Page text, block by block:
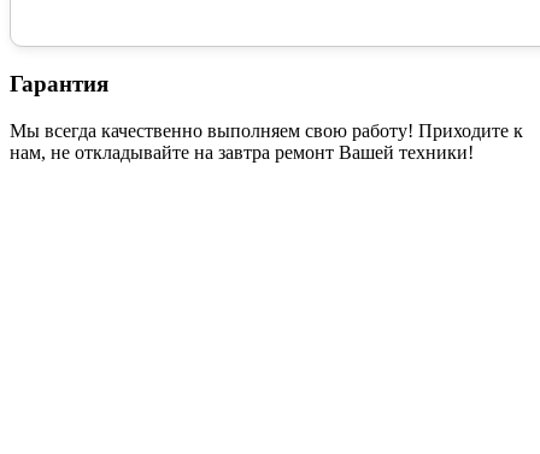
Гарантия
Мы всегда качественно выполняем свою работу! Приходите к
нам, не откладывайте на завтра ремонт Вашей техники!